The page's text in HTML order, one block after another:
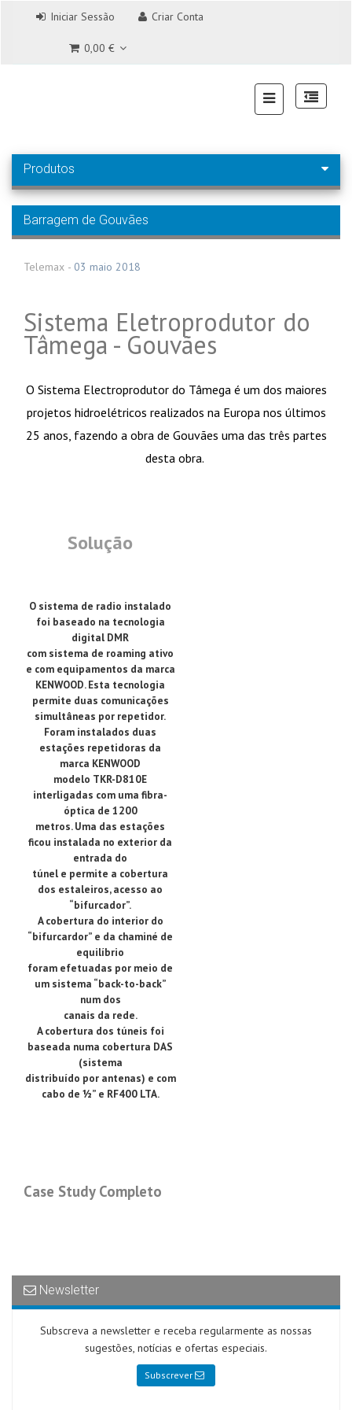
Iniciar Sessão Criar Conta
0,00 €
Produtos
Barragem de Gouvães
Telemax - 03 maio 2018
Sistema Eletroprodutor do
Tâmega - Gouvães
O Sistema Electroprodutor do Tâmega é um dos maiores
projetos hidroelétricos realizados na Europa nos últimos
25 anos, fazendo a obra de Gouvães uma das três partes
desta obra.
Solução
O sistema de radio instalado
foi baseado na tecnologia
digital DMR
com sistema de roaming ativo
e com equipamentos da marca
KENWOOD. Esta tecnologia
permite duas comunicações
simultâneas por repetidor.
Foram instalados duas
estações repetidoras da
marca KENWOOD
modelo TKR-D810E
interligadas com uma fibra-
óptica de 1200
metros. Uma das estações
ficou instalada no exterior da
entrada do
túnel e permite a cobertura
dos estaleiros, acesso ao
“bifurcador”.
A cobertura do interior do
“bifurcardor” e da chaminé de
equilíbrio
foram efetuadas por meio de
um sistema “back-to-back”
num dos
canais da rede.
A cobertura dos túneis foi
baseada numa cobertura DAS
(sistema
distribuído por antenas) e com
cabo de ½” e RF400 LTA.
Case Study Completo
Newsletter
Subscreva a newsletter e receba regularmente as nossas
sugestões, notícias e ofertas especiais.
Subscrever